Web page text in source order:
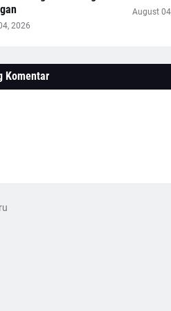
2026
August
Komentar